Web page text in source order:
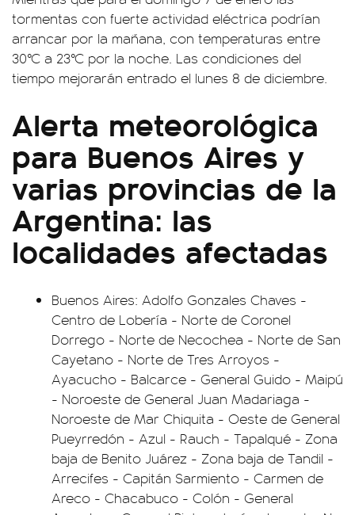
tormentas con fuerte actividad eléctrica podrían
arrancar por la mañana, con temperaturas entre
30°C a 23°C por la noche. Las condiciones del
tiempo mejorarán entrado el lunes 8 de diciembre.
Alerta meteorológica
para Buenos Aires y
varias provincias de la
Argentina: las
localidades afectadas
Buenos Aires: Adolfo Gonzales Chaves -
Centro de Lobería - Norte de Coronel
Dorrego - Norte de Necochea - Norte de San
Cayetano - Norte de Tres Arroyos -
Ayacucho - Balcarce - General Guido - Maipú
- Noroeste de General Juan Madariaga -
Noroeste de Mar Chiquita - Oeste de General
Pueyrredón - Azul - Rauch - Tapalqué - Zona
baja de Benito Juárez - Zona baja de Tandil -
Arrecifes - Capitán Sarmiento - Carmen de
Areco - Chacabuco - Colón - General